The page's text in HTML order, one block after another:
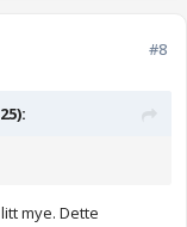
#8
mye. Dette